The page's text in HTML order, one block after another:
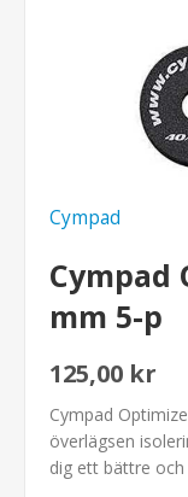
Cympad
Cympad
mm 5-p
125,00 kr
Cympad
överlägsen
dig ett bättre